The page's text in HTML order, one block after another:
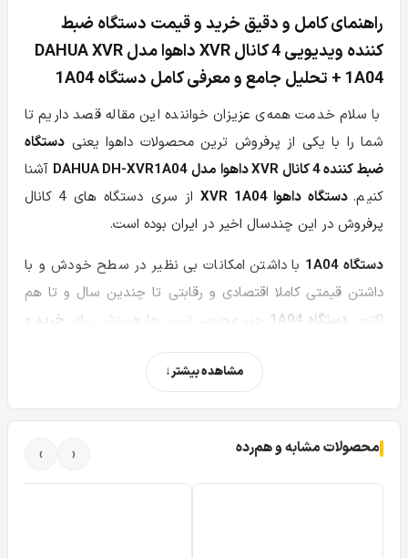
راهنمای کامل و دقیق خرید و قیمت دستگاه ضبط
کننده ویدیویی 4 کانال XVR داهوا مدل DAHUA XVR
1A04 + تحلیل جامع و معرفی کامل دستگاه 1A04
با سلام خدمت همه‌ی عزیزان خواننده این مقاله قصد داریم تا
شما را با یکی از پرفروش ترین محصولات داهوا یعنی دستگاه
ضبط کننده 4 کانال XVR داهوا مدل DAHUA DH-XVR1A04
آشنا
کنیم.دستگاه داهوا XVR 1A04
از سری دستگاه های 4 کانال
پرفروش در این چندسال اخیر در ایران بوده است.
دستگاه 1A04
با داشتن امکانات بی نظیر در سطح خودش و با
داشتن قیمتی کاملا اقتصادی و رقابتی تا چندین سال و تا هم
اکنون دستگاه 1A04 جزء محبوب ترین ها هستش برای
خرید و
حضوری یا اینترنتی از سایت توان یا حضورا به فروشگاه توان
مشاهده بیشتر
محصولات مشابه و هم‌رده ‹
›